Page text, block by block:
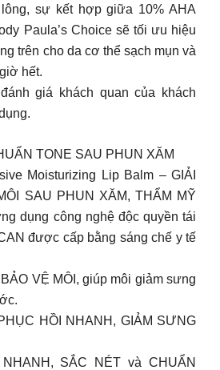
sự kết hợp giữa 10% AHA
Paula’s Choice sẽ tối ưu hiệu
trên cho da cơ thể sạch mụn và
hết.
giá khách quan của khách
TONE SAU PHUN XĂM
Moisturizing Lip Balm – GIẢI
SAU PHUN XĂM, THẨM MỸ
dụng công nghệ độc quyền tái
được cấp bằng sáng chế y tế
VỆ MÔI, giúp môi giảm sưng
HỒI NHANH, GIẢM SƯNG
SẮC NÉT và CHUẨN